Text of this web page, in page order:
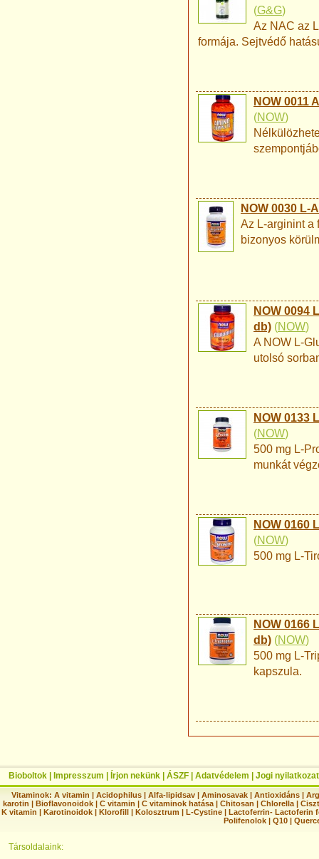
(G&G)
Az NAC az
formája. Sejtvédő
NOW 0011
(NOW)
NOW 0030 L-
Az L-arginint a
bizonyos
NOW 0094
db) (NOW)
A NOW L-
utolsó
NOW 0133
(NOW)
500 mg L-
munkát
NOW 0160
(NOW)
500 mg L-
NOW 0166
db) (NOW)
500 mg L-
kapszula.
Bioboltok | Impresszum | Írjon nekünk | ÁSZF | Adatvédelem | Jogi nyilatkozat
Vitaminok: A vitamin |Acidophilus |Alfa-lipidsav |Aminosavak |Antioxidáns |
karotin | Bioflavonoidok | C vitamin | C vitaminok hatása | Chitosan | Chlorella |
K vitamin | Karotinoidok | Klorofill | Kolosztrum | L-Cystine | Lactoferrin- Lactoferin
Polifenolok |Q10 |
Társoldalaink: